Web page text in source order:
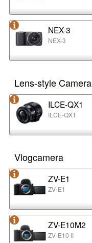
NEX-3
NEX-3
Lens-style Camera
ILCE-QX1
ILCE-QX1
Vlogcamera
ZV-E1
ZV-E1
ZV-E10M2
ZV-E10 II